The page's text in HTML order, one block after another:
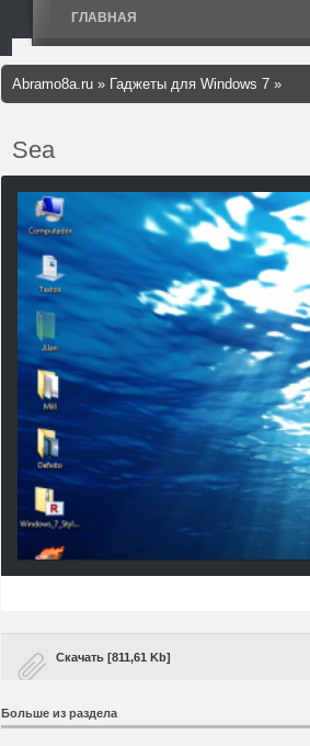
ГЛАВНАЯ
Abramo8a.ru » Гаджеты для Windows 7 »
Sea
Скачать [811,61 Kb]
Больше из раздела